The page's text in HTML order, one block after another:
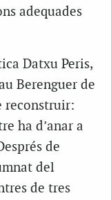
adequades
Datxu Peris,
Berenguer de
reconstruir:
ha d’anar a
de
del
de tres